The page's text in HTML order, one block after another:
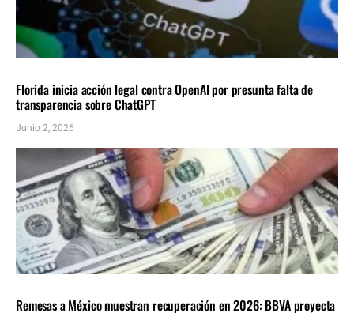
Florida inicia acción legal contra OpenAI por presunta falta de
transparencia sobre ChatGPT
Junio 2, 2026
Remesas a México muestran recuperación en 2026: BBVA proyecta